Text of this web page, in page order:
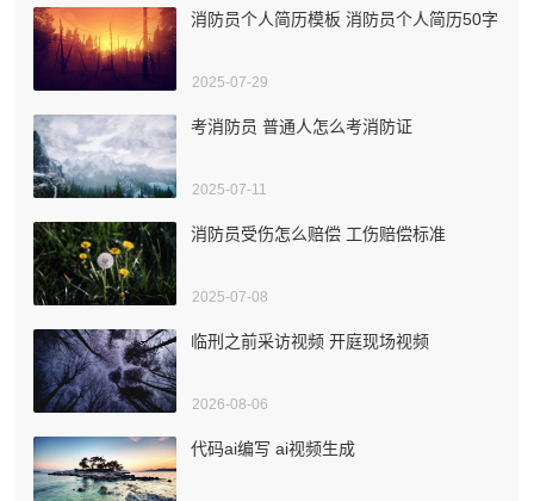
消防员个人简历模板 消防员个人简历50字
2025-07-29
考消防员 普通人怎么考消防证
2025-07-11
消防员受伤怎么赔偿 工伤赔偿标准
2025-07-08
临刑之前采访视频 开庭现场视频
2026-08-06
代码ai编写 ai视频生成